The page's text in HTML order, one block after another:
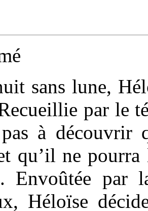
sans lune,
par le
à découvrir
qu’il ne
Envoûtée par
Héloïse